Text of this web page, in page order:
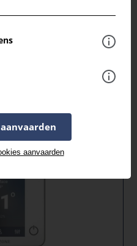
aanvaarden
Bleuface